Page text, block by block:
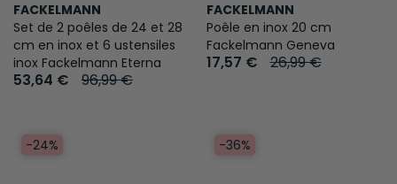
FACKELMANN
Set de 2 poêles de 24 et 28
cm en inox et 6 ustensiles
inox Fackelmann Eterna
53,64 € 96,99 €
FACKELMANN
Poêle en inox 20 cm
Fackelmann Geneva
17,57 € 26,99 €
-24% -36%